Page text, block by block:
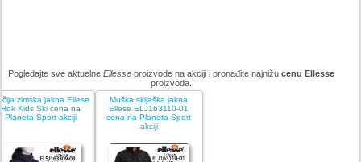
Pogledajte sve aktuelneEllesse proizvode na akciji i pronađite najnižucenu Ellesse
proizvoda.
zimska jakna Ellese
Rok Kids Ski cena na
Planeta Sport akciji
Muška skijaška jakna
Ellese ELJ163110-01
cena na Planeta Sport
akciji